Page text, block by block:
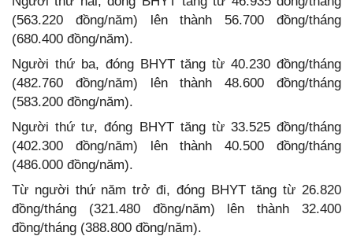
(563.220 đồng/năm) lên thành 56.700 đồng/tháng
(680.400 đồng/năm).
Người thứ ba, đóng BHYT tăng từ 40.230 đồng/tháng
(482.760 đồng/năm) lên thành 48.600 đồng/tháng
(583.200 đồng/năm).
Người thứ tư, đóng BHYT tăng từ 33.525 đồng/tháng
(402.300 đồng/năm) lên thành 40.500 đồng/tháng
(486.000 đồng/năm).
Từ người thứ năm trở đi, đóng BHYT tăng từ 26.820
đồng/tháng (321.480 đồng/năm) lên thành 32.400
đồng/tháng (388.800 đồng/năm).